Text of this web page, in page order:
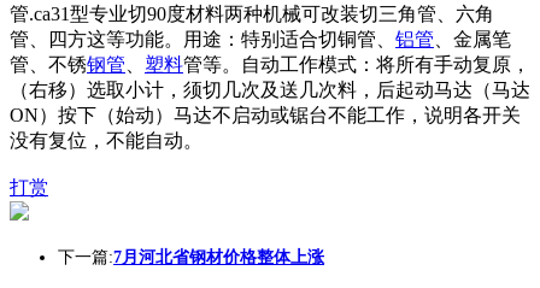
管.ca31型专业切90度材料两种机械可改装切三角管、六角
管、四方这等功能。用途：特别适合切铜管、 铝管 、金属笔
管、不锈钢管 塑料管等。自动工作模式：将所有手动复原，
（右移）选取小计，须切几次及送几次料，后起动马达（马达
ON）按下（始动）马达不启动或锯台不能工作，说明各开关
没有复位，不能自动。
打赏
下一篇:7月河北省钢材价格整体上涨